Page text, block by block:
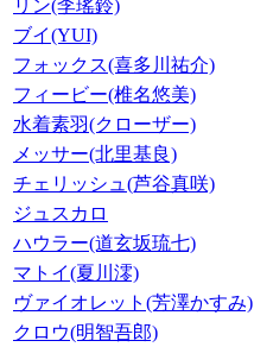
リン(李瑤鈴)
ブイ(YUI)
フォックス(喜多川祐介)
フィービー(椎名悠美)
水着素羽(クローザー)
メッサー(北里基良)
チェリッシュ(芦谷真咲)
ジュスカロ
ハウラー(道玄坂琉七)
マトイ(夏川澪)
ヴァイオレット(芳澤かすみ)
クロウ(明智吾郎)